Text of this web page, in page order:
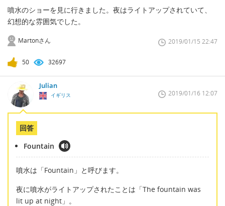
噴水のショーを見に行きました。夜はライトアップされていて、
幻想的な雰囲気でした。
Martonさん 2019/01/15 22:47
50 32697
Julian
イギリス 2019/01/16 12:07
回答
Fountain
噴水は「Fountain」と呼びます。
夜に噴水がライトアップされたことは「The fountain was
lit up at night」。